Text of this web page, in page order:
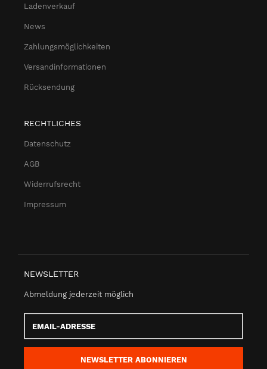
Ladenverkauf
News
Zahlungsmöglichkeiten
Versandinformationen
Rücksendung
RECHTLICHES
Datenschutz
AGB
Widerrufsrecht
Impressum
NEWSLETTER
Abmeldung jederzeit möglich
Adresse
NEWSLETTER ABONNIEREN